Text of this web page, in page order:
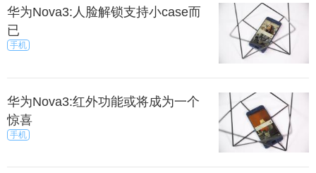
华为Nova3:人脸解锁支持小case而
已
手机
华为Nova3:红外功能或将成为一个
惊喜
手机